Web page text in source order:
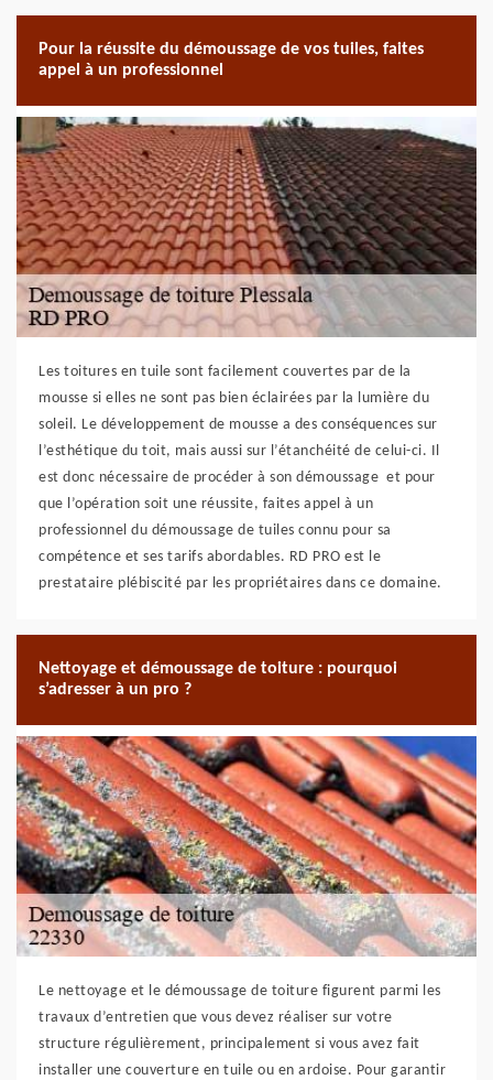
Pour la réussite du démoussage de vos tuiles, faites
appel à un professionnel
Les toitures en tuile sont facilement couvertes par de la
mousse si elles ne sont pas bien éclairées par la lumière du
soleil. Le développement de mousse a des conséquences sur
l’esthétique du toit, mais aussi sur l’étanchéité de celui-ci. Il
est donc nécessaire de procéder à son démoussage et pour
que l’opération soit une réussite, faites appel à un
professionnel du démoussage de tuiles connu pour sa
compétence et ses tarifs abordables. RD PRO est le
prestataire plébiscité par les propriétaires dans ce domaine.
Nettoyage et démoussage de toiture : pourquoi
s’adresser à un pro ?
Le nettoyage et le démoussage de toiture figurent parmi les
travaux d’entretien que vous devez réaliser sur votre
structure régulièrement, principalement si vous avez fait
installer une couverture en tuile ou en ardoise. Pour garantir